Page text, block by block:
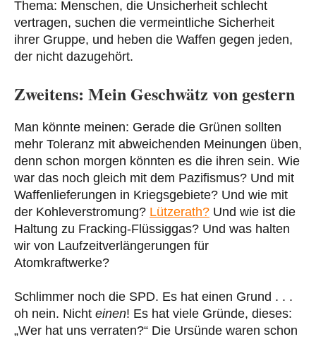
Thema: Menschen, die Unsicherheit schlecht
vertragen, suchen die vermeintliche Sicherheit
ihrer Gruppe, und heben die Waffen gegen jeden,
der nicht dazugehört.
Zweitens: Mein Geschwätz von gestern
Man könnte meinen: Gerade die Grünen sollten
mehr Toleranz mit abweichenden Meinungen üben,
denn schon morgen könnten es die ihren sein. Wie
war das noch gleich mit dem Pazifismus? Und mit
Waffenlieferungen in Kriegsgebiete? Und wie mit
der Kohleverstromung? Lützerath? Und wie ist die
Haltung zu Fracking-Flüssiggas? Und was halten
wir von Laufzeitverlängerungen für
Atomkraftwerke?
Schlimmer noch die SPD. Es hat einen Grund . . .
oh nein. Nicht einen! Es hat viele Gründe, dieses:
„Wer hat uns verraten?“ Die Ursünde waren schon